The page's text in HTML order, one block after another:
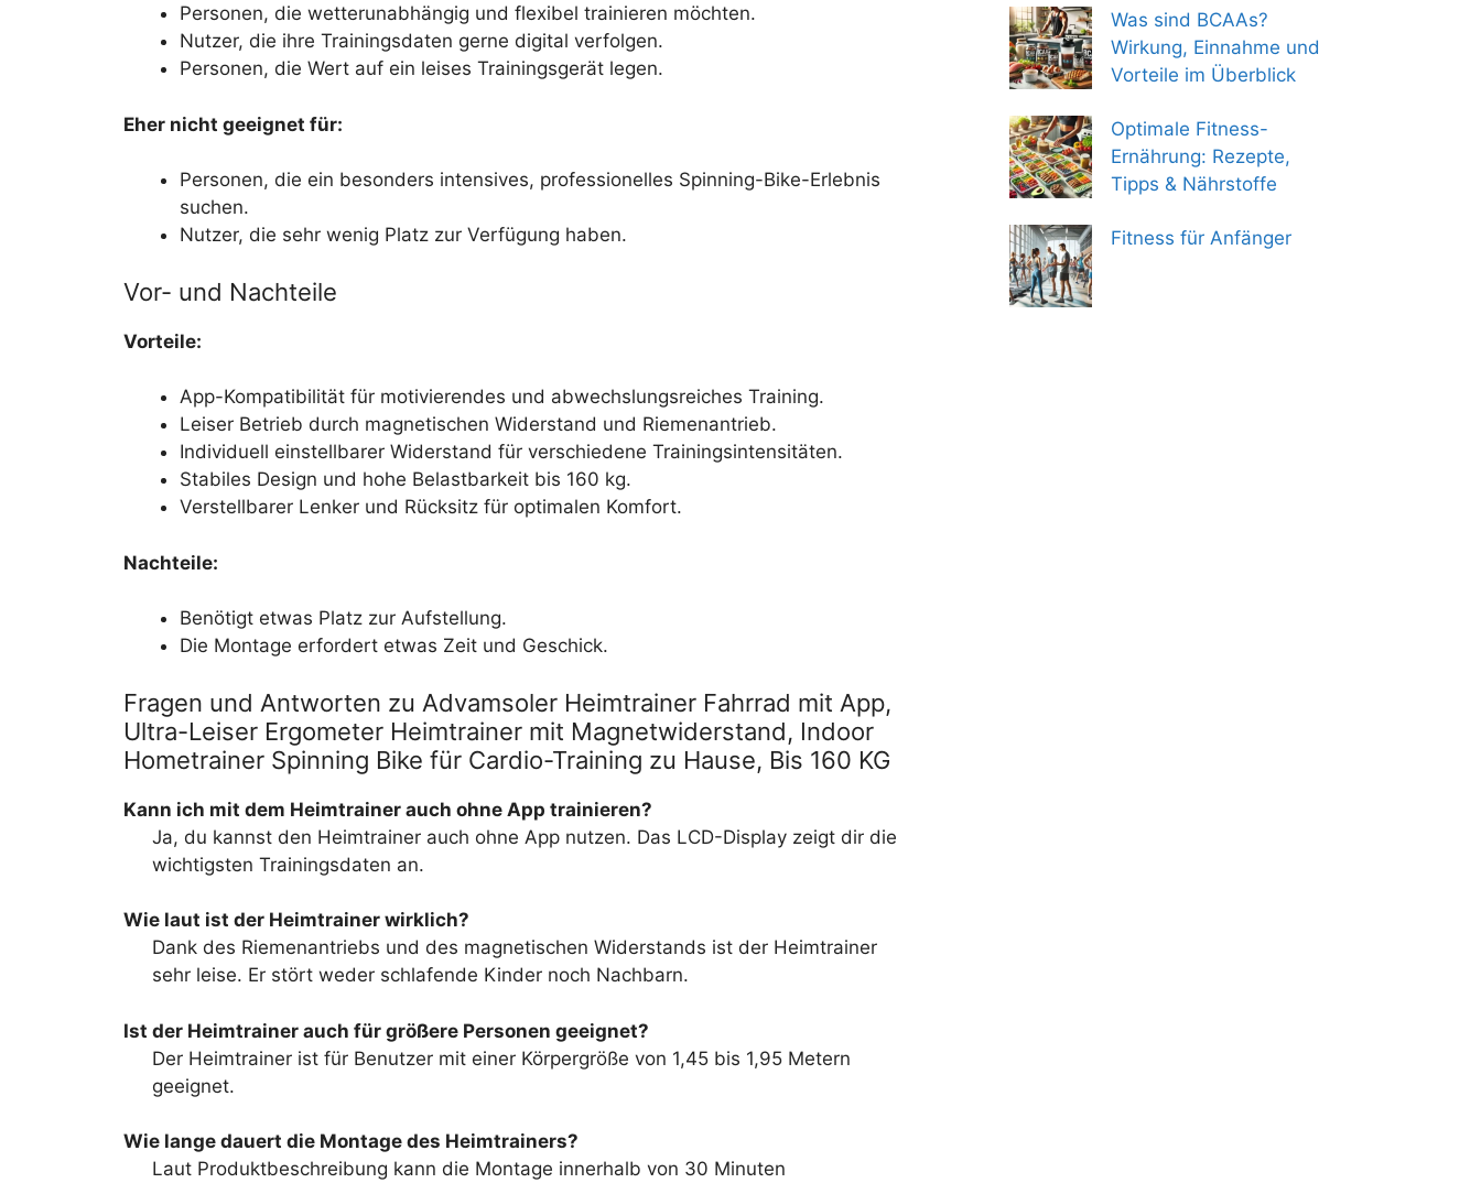
Personen, die wetterunabhängig und flexibel trainieren möchten.
Nutzer, die ihre Trainingsdaten gerne digital verfolgen.
Personen, die Wert auf ein leises Trainingsgerät legen.
Eher nicht geeignet für:
Personen, die ein besonders intensives, professionelles Spinning-Bike-Erlebnis
suchen.
Nutzer, die sehr wenig Platz zur Verfügung haben.
Vor- und Nachteile
Vorteile:
App-Kompatibilität für motivierendes und abwechslungsreiches Training.
Leiser Betrieb durch magnetischen Widerstand und Riemenantrieb.
Individuell einstellbarer Widerstand für verschiedene Trainingsintensitäten.
Stabiles Design und hohe Belastbarkeit bis 160 kg.
Verstellbarer Lenker und Rücksitz für optimalen Komfort.
Nachteile:
Benötigt etwas Platz zur Aufstellung.
Die Montage erfordert etwas Zeit und Geschick.
Fragen und Antworten zu Advamsoler Heimtrainer Fahrrad mit App,
Ultra-Leiser Ergometer Heimtrainer mit Magnetwiderstand, Indoor
Hometrainer Spinning Bike für Cardio-Training zu Hause, Bis 160 KG
Kann ich mit dem Heimtrainer auch ohne App trainieren?
Ja, du kannst den Heimtrainer auch ohne App nutzen. Das LCD-Display zeigt dir die
wichtigsten Trainingsdaten an.
Wie laut ist der Heimtrainer wirklich?
Dank des Riemenantriebs und des magnetischen Widerstands ist der Heimtrainer
sehr leise. Er stört weder schlafende Kinder noch Nachbarn.
Ist der Heimtrainer auch für größere Personen geeignet?
Der Heimtrainer ist für Benutzer mit einer Körpergröße von 1,45 bis 1,95 Metern
geeignet.
Wie lange dauert die Montage des Heimtrainers?
Laut Produktbeschreibung kann die Montage innerhalb von 30 Minuten
Was sind BCAAs?
Wirkung, Einnahme und
Vorteile im Überblick
Optimale Fitness-
Ernährung: Rezepte,
Tipps & Nährstoffe
Fitness für Anfänger